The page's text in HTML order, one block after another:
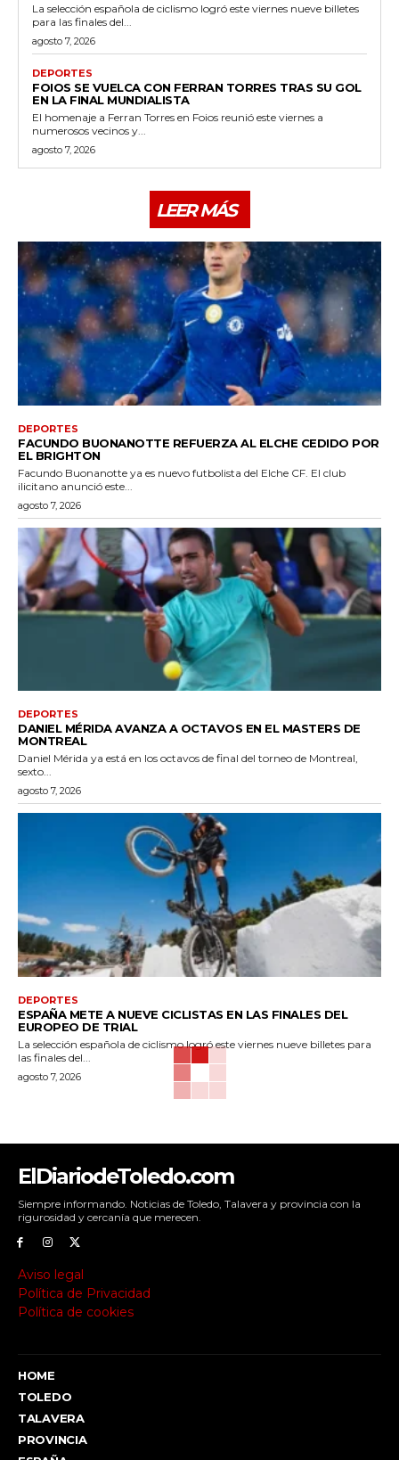
La selección española de ciclismo logró este viernes nueve billetes
para las finales del...
agosto 7, 2026
DEPORTES
FOIOS SE VUELCA CON FERRAN TORRES TRAS SU GOL
EN LA FINAL MUNDIALISTA
El homenaje a Ferran Torres en Foios reunió este viernes a
numerosos vecinos y...
agosto 7, 2026
LEER MÁS
DEPORTES
FACUNDO BUONANOTTE REFUERZA AL ELCHE CEDIDO POR
EL BRIGHTON
Facundo Buonanotte ya es nuevo futbolista del Elche CF. El club
ilicitano anunció este...
agosto 7, 2026
DEPORTES
DANIEL MÉRIDA AVANZA A OCTAVOS EN EL MASTERS DE
MONTREAL
Daniel Mérida ya está en los octavos de final del torneo de Montreal,
sexto...
agosto 7, 2026
DEPORTES
ESPAÑA METE A NUEVE CICLISTAS EN LAS FINALES DEL
EUROPEO DE TRIAL
La selección española de ciclismo logró este viernes nueve billetes para
las finales del...
agosto 7, 2026
ElDiariodeToledo.com
Siempre informando. Noticias de Toledo, Talavera y provincia con la
rigurosidad y cercanía que merecen.
Aviso legal
Política de Privacidad
Política de cookies
HOME
TOLEDO
TALAVERA
PROVINCIA